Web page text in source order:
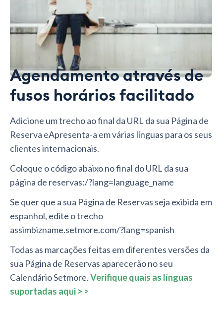
Agendamento através de
fusos horários facilitado
Adicione um trecho ao final da URL da sua Página de
Reserva eApresenta-a em várias línguas para os seus
clientes internacionais.
Coloque o código abaixo no final do URL da sua
página de reservas:/?lang=language_name
Se quer que a sua Página de Reservas seja exibida em
espanhol, edite o trecho
assimbizname.setmore.com/?lang=spanish
Todas as marcações feitas em diferentes versões da
sua Página de Reservas aparecerão no seu
Calendário Setmore.Verifique quais as línguas
suportadas aqui > >